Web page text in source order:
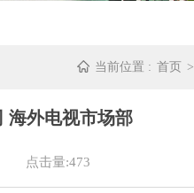
当前位置 : 首页 >
海外电视市场部
点击量:473